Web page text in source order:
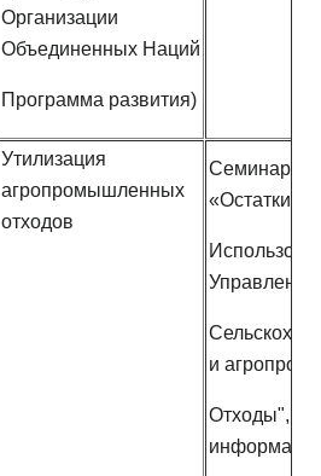
Организации
Объединенных Наций
Программа развития)
Утилизация
агропромышленных
отходов
Семинар
«Остатки
Управление
и
Отходы",